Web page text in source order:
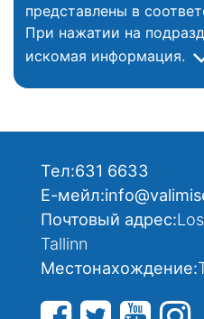
представлены в
При нажатии на
искомая информация.
Тел:631 6633
Е-мейл:
Почтовый адрес:
Tallinn
Местонахождение: